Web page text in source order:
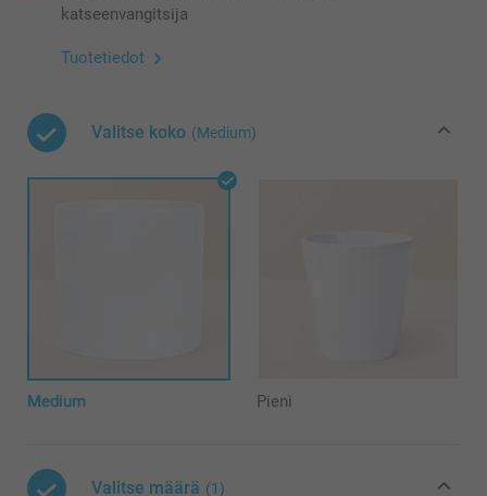
katseenvangitsija
Tuotetiedot
Valitse koko (Medium)
Medium Pieni
Valitse määrä (1)